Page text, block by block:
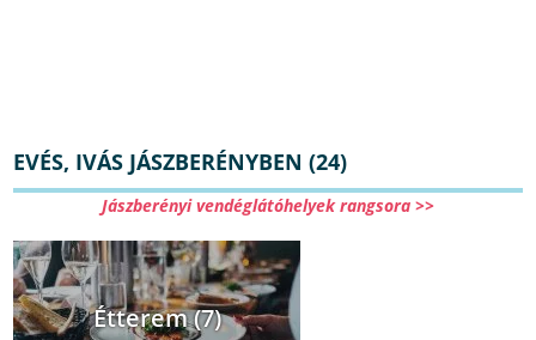
EVÉS, IVÁS JÁSZBERÉNYBEN (24)
Jászberényi vendéglátóhelyek rangsora >>
Étterem (7)